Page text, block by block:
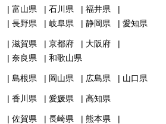
富山県 石川県
福井県
長野県 岐阜県 静岡県 愛知県
滋賀県 京都府
大阪府
奈良県 和歌山県
島根県 岡山県 広島県 山口県
香川県 愛媛県 高知県
佐賀県 長崎県
熊本県